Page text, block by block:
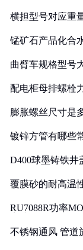
横担型号对应重
锰矿石产品化合
曲臂车规格型号
配电柜母排螺栓
膨胀螺丝尺寸是
镀锌方管有哪些
D400球墨铸铁井
覆膜砂的耐高温
RU7088R功率
不锈钢通风 管道